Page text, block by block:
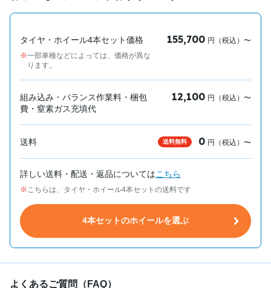
タイヤ・ホイール4本セット価格
一部車種などによっては、価格が異な
ります。
155,700 円（税込）〜
組み込み・バランス作業料・梱包
費・窒素ガス充填代
12,100 円（税込）〜
送料 送料無料 0 円（税込）〜
詳しい送料・配送・返品についてはこちら
こちらは、タイヤ・ホイール4本セットの送料です
4本セットのホイールを選ぶ
よくあるご質問（FAQ）